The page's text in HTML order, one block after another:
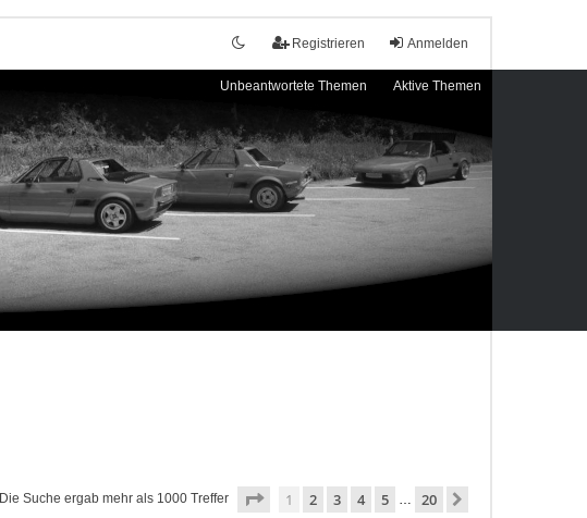
Anmelden
Registrieren
Unbeantwortete Themen Aktive Themen
Die Suche ergab mehr als 1000 Treffer Seite von20
1 2 3 4 5 … 20